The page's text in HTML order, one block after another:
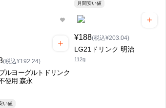
月間安い値
(税込¥192.24)
ルヨーグルトドリンク
使用 森永
安い値
¥188(税込¥203.04)
LG21ドリンク 明治
112g